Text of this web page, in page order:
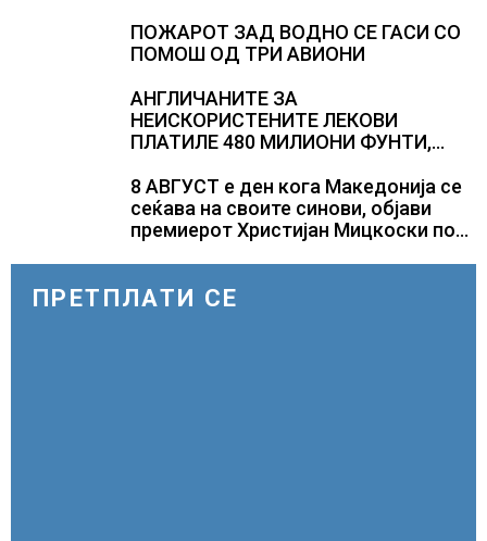
Полска, Франција и Германија
ПОЖАРОТ ЗАД ВОДНО СЕ ГАСИ СО
ПОМОШ ОД ТРИ АВИОНИ
АНГЛИЧАНИТЕ ЗА
НЕИСКОРИСТЕНИТЕ ЛЕКОВИ
ПЛАТИЛЕ 480 МИЛИОНИ ФУНТИ,
само лекови што навистина им се
потребни
8 АВГУСТ е ден кога Македонија се
сеќава на своите синови, објави
премиерот Христијан Мицкоски по
прилепски бранители
ПРЕТПЛАТИ СЕ